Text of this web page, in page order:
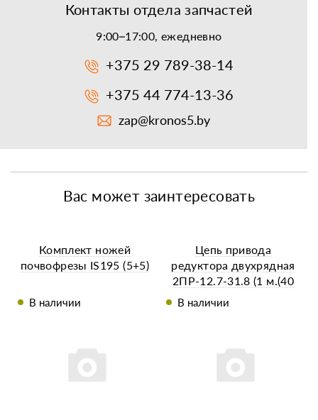
Контакты отдела запчастей
9:00–17:00, ежедневно
+375 29 789-38-14
+375 44 774-13-36
zap@kronos5.by
Вас может заинтересовать
Комплект ножей
почвофрезы IS195 (5+5)
В наличии
Цепь привода
редуктора двухрядная
2ПР-12.7-31.8 (1 м.(40
В наличии